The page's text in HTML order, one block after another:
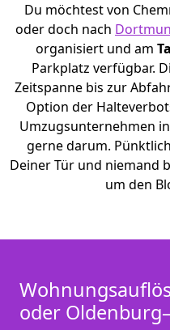
Du möchtest von
oder doch nach
organisiert und am
Parkplatz verfügbar.
Zeitspanne bis zur
Option der
Umzugsunternehmen
gerne darum.
Deiner Tür und niemand
um den
oder